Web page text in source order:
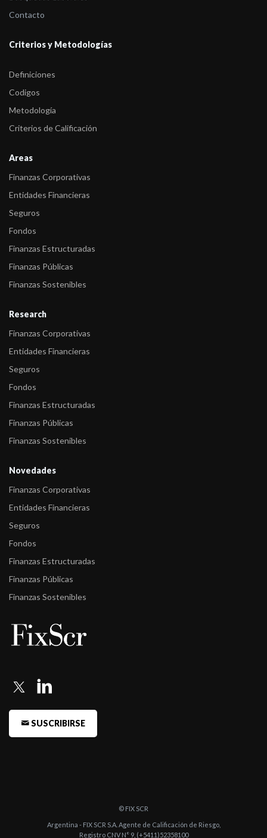
FIX confirmó y retiró en A(arg) la calificación de Emisor de
Contacto
Criterios y Metodologías
Definiciones
Codigos
Metodología
Criterios de Calificación
Areas
Finanzas Corporativas
Entidades Financieras
Seguros
Fondos
Finanzas Estructuradas
Finanzas Públicas
Finanzas Sostenibles
Research
Finanzas Corporativas
Entidades Financieras
Seguros
Fondos
Finanzas Estructuradas
Finanzas Públicas
Finanzas Sostenibles
Novedades
Finanzas Corporativas
Entidades Financieras
Seguros
Fondos
Finanzas Estructuradas
Finanzas Públicas
Finanzas Sostenibles
SUSCRIBIRSE
© FIX SCR
Argentina - FIX SCR S.A. Agente de Calificación de Riesgo,
Registro CNV N° 9, (+5411)52358100